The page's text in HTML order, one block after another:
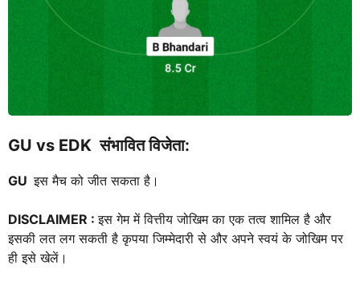
GU vs EDK संभावित विजेता:
GUइस मैच को जीत सकता है।
DISCLAIMER :इस गेम में वित्तीय जोखिम का एक तत्व शामिल है और
इसकी लत लग सकती है कृपया जिम्मेदारी से और अपने स्वयं के जोखिम पर
ही इसे खेलें।